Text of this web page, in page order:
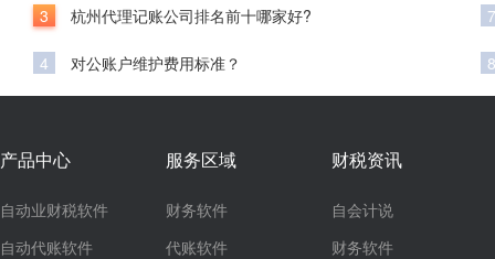
3 杭州代理记账公司排名前十哪家好?
4 对公账户维护费用标准？
7
8
产品中心
自动业财税软件
自动代账软件
服务区域
财务软件
代账软件
财税资讯
自会计说
财务软件